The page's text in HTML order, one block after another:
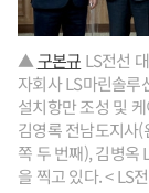
▲구본규 LS전선
자회사 LS마린솔루
설치항만 조성 및
김영록 전남도지사
쪽 두 번째), 김병옥
을 찍고 있다. < LS